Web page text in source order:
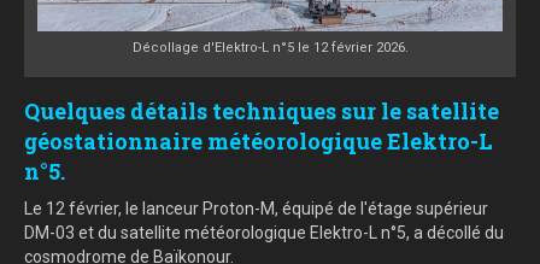
Décollage d'Elektro-L n°5 le 12 février 2026.
Quelques détails techniques sur le satellite
géostationnaire météorologique Elektro-L
n°5.
Le 12 février, le lanceur Proton-M, équipé de l'étage supérieur
DM-03 et du satellite météorologique Elektro-L n°5, a décollé du
cosmodrome de Baïkonour.